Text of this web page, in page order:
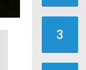
3